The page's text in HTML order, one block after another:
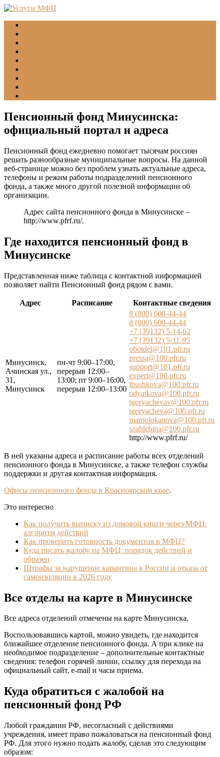
Пенсионный фонд Минусинска:
официальный портал и адреса
Пенсионный фонд ежедневно помогает тысячам россиян
решать разнообразные муниципальные вопросы. На данной
веб-странице можно без проблем узнать актуальные адреса,
телефоны и режим работы подразделений пенсионного
фонда, а также много другой полезной информации об
организации.
Адрес сайта пенсионного фонда в Минусинске –
http://www.pfrf.ru/.
Где находится пенсионный фонд в
Минусинске
Представленная ниже таблица с контактной информацией
позволяет найти Пенсионный фонд рядом с вами.
Адрес Расписание Контактные сведения
Минусинск,
Ачинская ул.,
31,
Минусинск
пн-чт 9:00–17:00,
перерыв 12:00–
13:00; пт 9:00–16:00,
перерыв 12:00–13:00
8 (800) 600-44-44
8 (800) 600-44-44
+7 (39132) 5-14-62
+7 (39132) 5-11-95
obotdel@101.pfr.ru
pressa@100.pfr.ru
support@101.pfr.ru
expert@100.pfr.ru
lbushkova@100.pfr.ru
odyatkova@100.pfr.ru
tgoryachevav@100.pfr.ru
tgoryacheva@100.pfr.ru
mamolokanova@100.pfr.ru
szahlebina@100.pfr.ru
http://www.pfrf.ru/
В ней указаны адреса и расписание работы всех отделений
пенсионного фонда в Минусинске, а также телефон службы
поддержки и другая контактная информация.
Офисы пенсионного фонда в Красноярском крае.
Это интересно
Как получить выписку из домовой книги через МФЦ:
алгоритм действий
Как проверить готовность документов в МФЦ?
Куда писать жалобу на МФЦ: порядок действий и
образец
Штрафы за нарушение карантина в России и отказа от
самоизоляции в 2026 году
Все отделы на карте в Минусинске
Все адреса отделений отмечены на карте Минусинска.
Воспользовавшись картой, можно увидеть, где находится
ближайшее отделение пенсионного фонда. А при клике на
необходимое подразделение – дополнительные контактные
сведения: телефон горячей линии, ссылку для перехода на
официальный сайт, e-mail и часы приема.
Куда обратиться с жалобой на
пенсионный фонд РФ
Любой гражданин РФ, несогласный с действиями
учреждения, имеет право пожаловаться на пенсионный фонд
РФ. Для этого нужно подать жалобу, сделав это следующим
образом: